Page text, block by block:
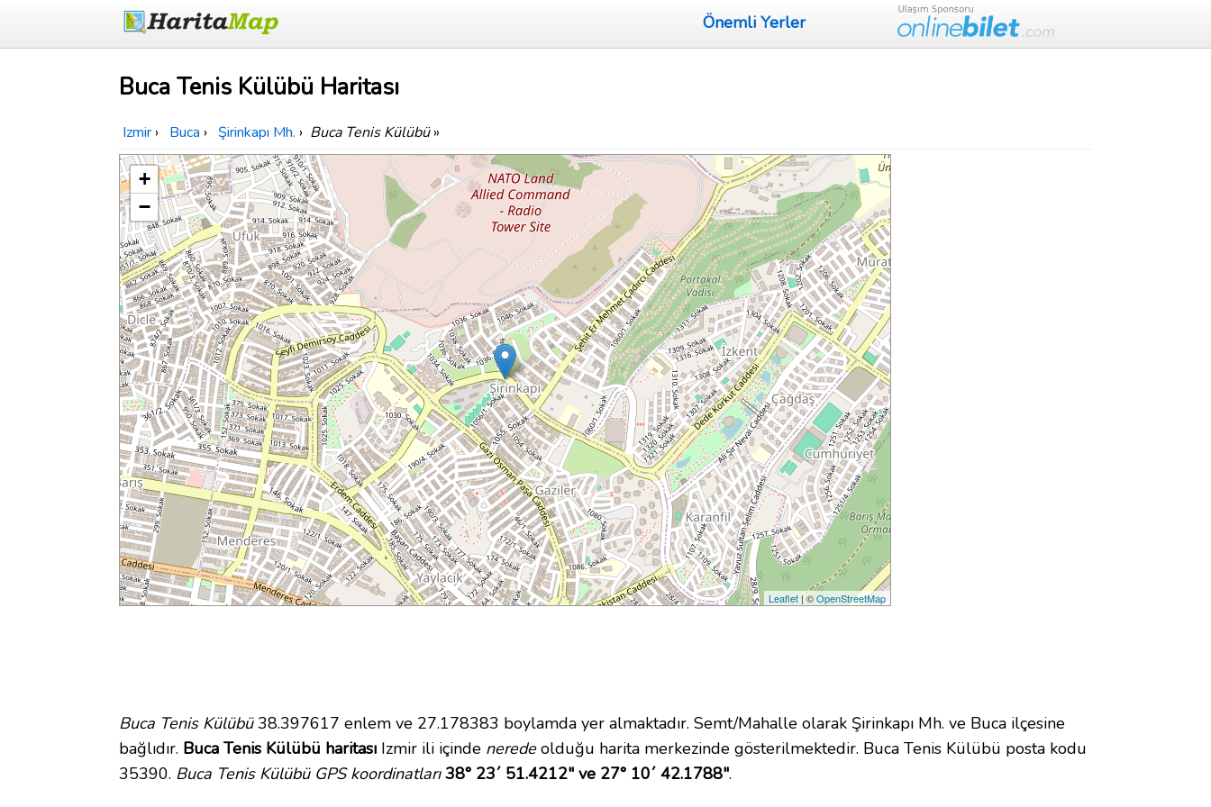
Önemli Yerler
Buca Tenis Külübü Haritası
Izmir › Buca › Şirinkapı Mh. › Buca Tenis Külübü»
+
−
Leaflet| ©OpenStreetMap
Buca Tenis Külübü38.397617 enlem ve 27.178383 boylamda yer almaktadır. Semt/Mahalle olarak Şirinkapı Mh. ve Buca ilçesine
bağlıdır. Buca Tenis Külübü haritası Izmir ili içinde neredeolduğu harita merkezinde gösterilmektedir. Buca Tenis Külübü posta kodu
35390. Buca Tenis Külübü GPS koordinatları 38° 23´ 51.4212" ve 27° 10´ 42.1788".